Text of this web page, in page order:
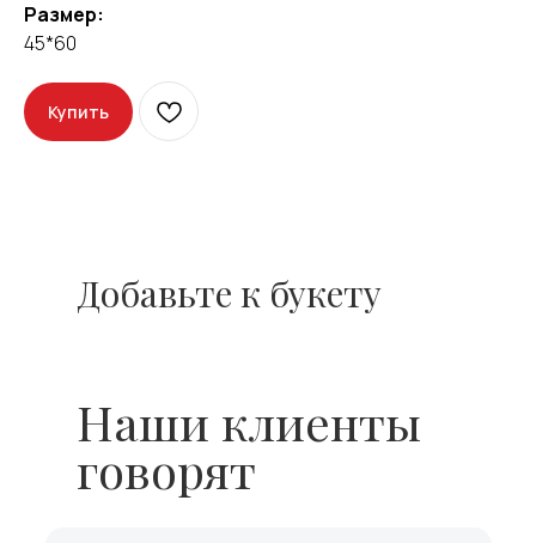
Размер:
45*60
Купить
Добавьте к букету
Наши клиенты
говорят